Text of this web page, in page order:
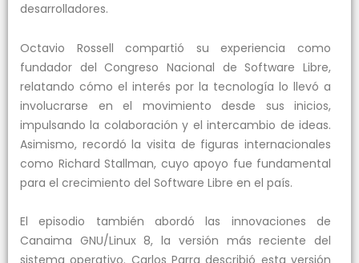
desarrolladores.
Octavio Rossell compartió su experiencia como
fundador del Congreso Nacional de Software Libre,
relatando cómo el interés por la tecnología lo llevó a
involucrarse en el movimiento desde sus inicios,
impulsando la colaboración y el intercambio de ideas.
Asimismo, recordó la visita de figuras internacionales
como Richard Stallman, cuyo apoyo fue fundamental
para el crecimiento del Software Libre en el país.
El episodio también abordó las innovaciones de
Canaima GNU/Linux 8, la versión más reciente del